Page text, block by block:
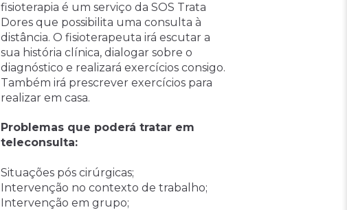
fisioterapia é um serviço da SOS Trata
Dores que possibilita uma consulta à
distância. O fisioterapeuta irá escutar a
sua história clínica, dialogar sobre o
diagnóstico e realizará exercícios consigo.
Também irá prescrever exercícios para
realizar em casa.
Problemas que poderá tratar em
teleconsulta:
Situações pós cirúrgicas;
Intervenção no contexto de trabalho;
Intervenção em grupo;